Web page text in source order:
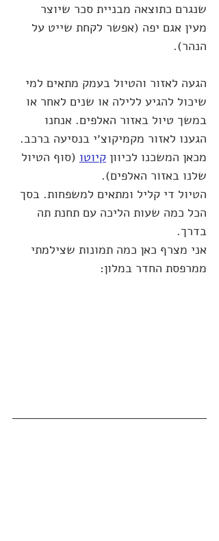
שנגרם כתוצאה מבניית סכר שיוצר
מעין אגם יפה (אפשר לקחת שייט על
הנהר).
הגעה לאזור והטיול בעמק מתאים למי
שיכול להגיע ללילה או שנים לאחר או
במשך טיול באזור האלפים. אנחנו
הגענו לאזור מקמיקוצ׳י בנסיעה ברכב.
מכאן המשכנו לכיוון קיוטו (סוף הטיול
שלנו באזור האלפים).
הטיול די קליל ומתאים למשפחות. בסך
הכל כמה שעות הליכה עם תחנת תה
בדרך.
אני מצרף כאן כמה תמונות שצילמתי
ממרפסת החדר במלון: